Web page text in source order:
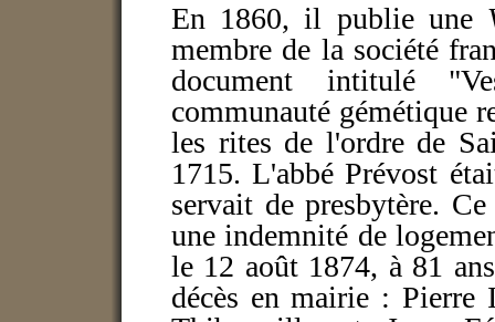
En 1860, il publie une
membre de la société
document intitulé
communauté gémétique
les rites de l'ordre de
1715.L'abbé Prévost
servait de presbytère.
une indemnité de
le 12 août 1874, à 81
décès en mairie : Pierre